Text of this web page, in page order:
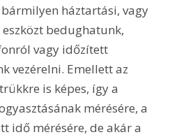
háztartási, vagy
bedughatunk,
vagy időzített
vezérelni. Emellett az
is képes, így a
mérésére, a
idő mérésére, de akár a